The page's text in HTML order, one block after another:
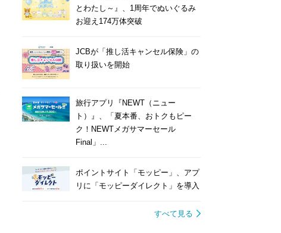
とわたし～』、1周年でぬいぐるみ
お迎え174万体突破
JCBが「推し活キャンセル保険」の
取り扱いを開始
旅行アプリ『NEWT（ニュー
ト）』、「夏本番、おトクもピー
ク！NEWTメガサマーセール
Final」...
ポイントサイト「モッピー」、アプ
リに「モッピーダイレクト」を導入
すべて見る